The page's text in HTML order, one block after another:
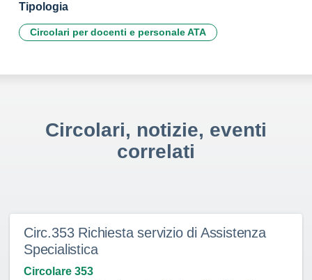
Tipologia
Circolari per docenti e personale ATA
Circolari, notizie, eventi
correlati
Circ.353 Richiesta servizio di Assistenza
Specialistica
Circolare 353